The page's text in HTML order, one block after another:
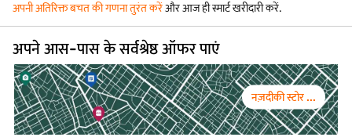
अपनी अतिरिक्त बचत की गणना तुरंत करेंऔर आज ही स्मार्ट खरीदारी करें.
अपने आस-पास के सर्वश्रेष्ठ ऑफर पाएं
नज़दीकी स्टोर ...